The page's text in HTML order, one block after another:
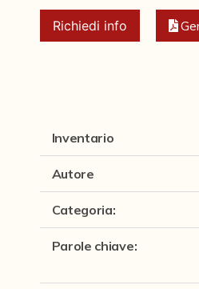
Richiedi info
Inventario
Autore
Categoria:
Parole chiave: